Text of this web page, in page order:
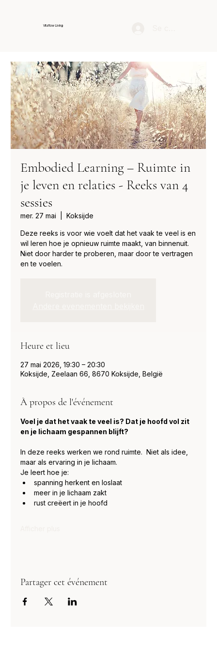
Vitaflow Living
Embodied Learning – Ruimte in
je leven en relaties - Reeks van 4
sessies
mer. 27 mai
  |
Koksijde
Deze reeks is voor wie voelt dat het vaak te veel is en
wil leren hoe je opnieuw ruimte maakt, van binnenuit.
Niet door harder te proberen, maar door te vertragen
en te voelen.
Heure et lieu
27 mai 2026, 19:30 – 20:30
Koksijde, Zeelaan 66, 8670 Koksijde, België
À propos de l'événement
Voel je dat het vaak te veel is? Dat je hoofd vol zit
en je lichaam gespannen blijft?
In deze reeks werken we rond ruimte.  Niet als idee,
maar als ervaring in je lichaam.
Je leert hoe je:
spanning herkent en loslaat
meer in je lichaam zakt
rust creëert in je hoofd
Partager cet événement